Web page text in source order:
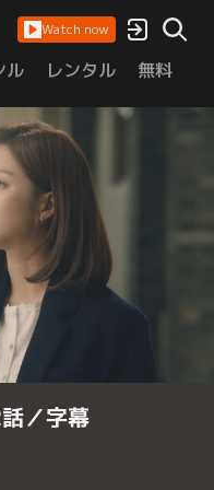
Watch now
ル レンタル 無料
／字幕